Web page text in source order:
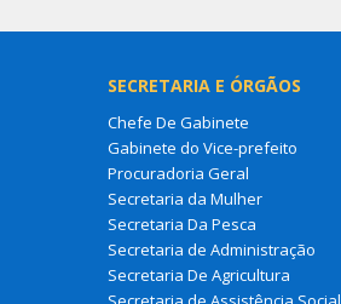
SECRETARIA E ÓRGÃOS
Chefe De Gabinete
Gabinete do Vice-prefeito
Procuradoria Geral
Secretaria da Mulher
Secretaria Da Pesca
Secretaria de Administração
Secretaria De Agricultura